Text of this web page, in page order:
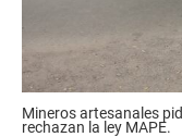
Mineros artesanales
rechazan la ley MAPE.